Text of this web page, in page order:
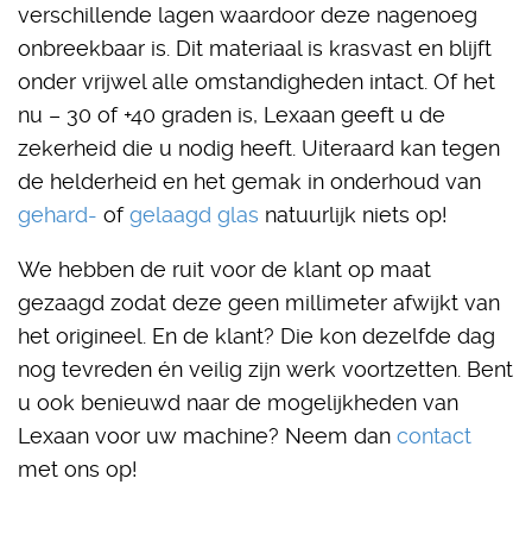
verschillende lagen waardoor deze nagenoeg
onbreekbaar is. Dit materiaal is krasvast en blijft
onder vrijwel alle omstandigheden intact. Of het
nu – 30 of +40 graden is, Lexaan geeft u de
zekerheid die u nodig heeft. Uiteraard kan tegen
de helderheid en het gemak in onderhoud van
gehard- ofgelaagd glas natuurlijk niets op!
We hebben de ruit voor de klant op maat
gezaagd zodat deze geen millimeter afwijkt van
het origineel. En de klant? Die kon dezelfde dag
nog tevreden én veilig zijn werk voortzetten. Bent
u ook benieuwd naar de mogelijkheden van
Lexaan voor uw machine? Neem dan contact
met ons op!